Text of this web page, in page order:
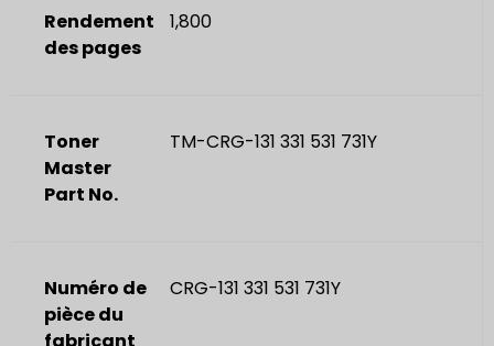
Rendement
des pages
1,800
Toner
Master
Part No.
TM-CRG-131 331 531 731Y
Numéro de
pièce du
fabricant
CRG-131 331 531 731Y